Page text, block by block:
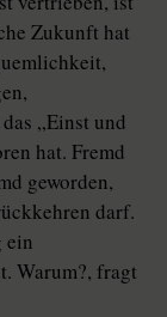
Zukunft hat
„Einst und
hat. Fremd
geworden,
darf.
ein
Warum?, fragt